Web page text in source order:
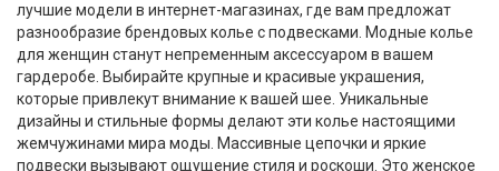
лучшие модели в интернет-магазинах, где вам предложат
разнообразие брендовых колье с подвесками. Модные колье
для женщин станут непременным аксессуаром в вашем
гардеробе. Выбирайте крупные и красивые украшения,
которые привлекут внимание к вашей шее. Уникальные
дизайны и стильные формы делают эти колье настоящими
жемчужинами мира моды. Массивные цепочки и яркие
подвески вызывают ощущение стиля и роскоши. Это женское